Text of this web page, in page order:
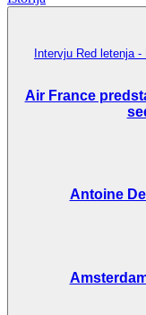
Intervju Red letenja -
Air France
Antoine